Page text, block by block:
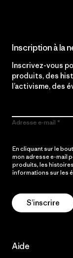
Inscription à la
Inscrivez-vous
produits, des
l’activisme, des
Adresse e-mail
En cliquant sur le
mon adresse e-mail
produits, les
informations sur les
S’inscrire
Aide